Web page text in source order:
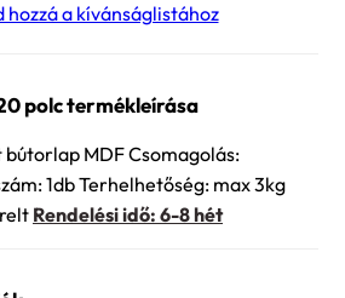
hozzá a kívánságlistához
polc termékleírása
MDF Csomagolás:
1db Terhelhetőség: max 3kg
Rendelési idő: 6-8 hét